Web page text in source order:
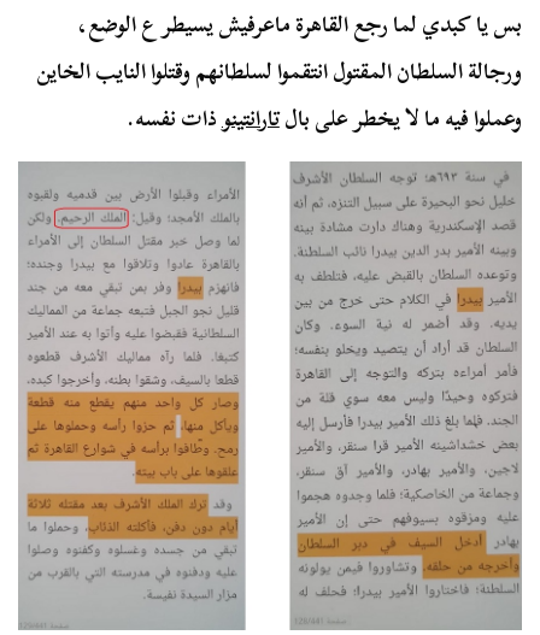
بس يا كبدي لما رجع القاهرة ماعرفيش يسيطر ع الوضع،
ورجالة السلطان المقتول انتقموا لسلطانهم وقتلوا النايب الخاين
وعملوا فيه ما لا يخطر على بالتارانتينوذات نفسه.